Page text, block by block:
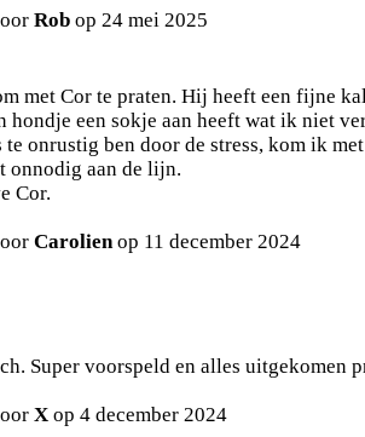
Rob op 24 mei 2025
met Cor te praten. Hij heeft een fijne
hondje een sokje aan heeft wat ik niet
te onrustig ben door de stress, kom ik
onnodig aan de lijn.
Cor.
Carolienop 11 december 2024
Super voorspeld en alles
X op 4 december 2024